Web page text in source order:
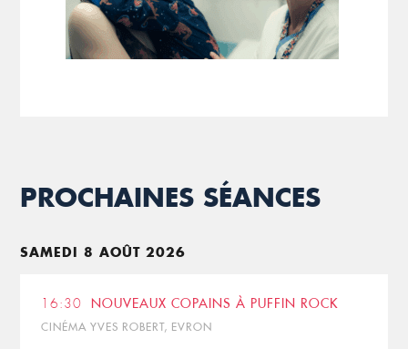
PROCHAINES SÉANCES
SAMEDI 8 AOÛT 2026
16:30 NOUVEAUX COPAINS À PUFFIN ROCK
CINÉMA YVES ROBERT, EVRON